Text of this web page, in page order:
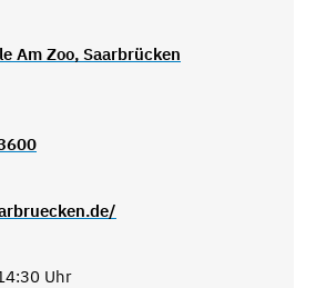
Am Zoo, Saarbrücken
Uhr